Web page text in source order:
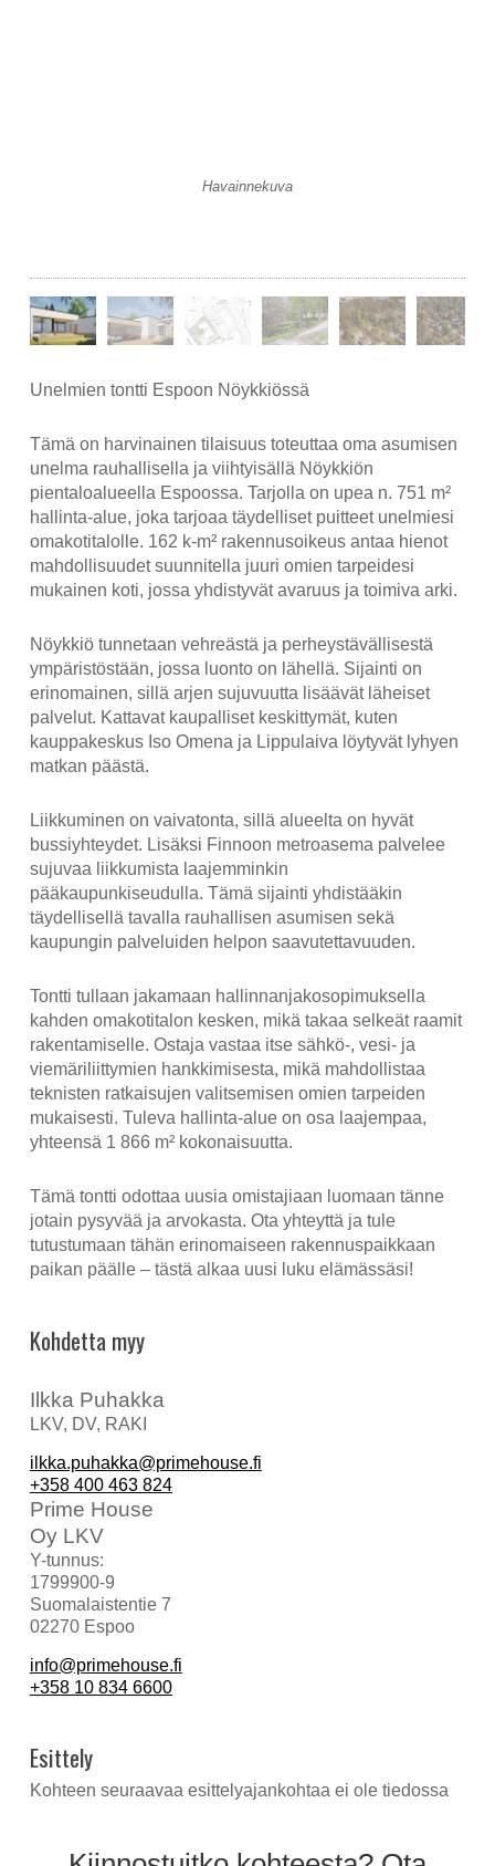
Havainnekuva
Unelmien tontti Espoon Nöykkiössä
Tämä on harvinainen tilaisuus toteuttaa oma asumisen
unelma rauhallisella ja viihtyisällä Nöykkiön
pientaloalueella Espoossa. Tarjolla on upea n. 751 m²
hallinta-alue, joka tarjoaa täydelliset puitteet unelmiesi
omakotitalolle. 162 k-m² rakennusoikeus antaa hienot
mahdollisuudet suunnitella juuri omien tarpeidesi
mukainen koti, jossa yhdistyvät avaruus ja toimiva arki.
Nöykkiö tunnetaan vehreästä ja perheystävällisestä
ympäristöstään, jossa luonto on lähellä. Sijainti on
erinomainen, sillä arjen sujuvuutta lisäävät läheiset
palvelut. Kattavat kaupalliset keskittymät, kuten
kauppakeskus Iso Omena ja Lippulaiva löytyvät lyhyen
matkan päästä.
Liikkuminen on vaivatonta, sillä alueelta on hyvät
bussiyhteydet. Lisäksi Finnoon metroasema palvelee
sujuvaa liikkumista laajemminkin
pääkaupunkiseudulla. Tämä sijainti yhdistääkin
täydellisellä tavalla rauhallisen asumisen sekä
kaupungin palveluiden helpon saavutettavuuden.
Tontti tullaan jakamaan hallinnanjakosopimuksella
kahden omakotitalon kesken, mikä takaa selkeät raamit
rakentamiselle. Ostaja vastaa itse sähkö-, vesi- ja
viemäriliittymien hankkimisesta, mikä mahdollistaa
teknisten ratkaisujen valitsemisen omien tarpeiden
mukaisesti. Tuleva hallinta-alue on osa laajempaa,
yhteensä 1 866 m² kokonaisuutta.
Tämä tontti odottaa uusia omistajiaan luomaan tänne
jotain pysyvää ja arvokasta. Ota yhteyttä ja tule
tutustumaan tähän erinomaiseen rakennuspaikkaan
paikan päälle – tästä alkaa uusi luku elämässäsi!
Kohdetta myy
Ilkka Puhakka
LKV, DV, RAKI
ilkka.puhakka@primehouse.fi
+358 400 463 824
Prime House
Oy LKV
Y-tunnus:
1799900-9
Suomalaistentie 7
02270 Espoo
info@primehouse.fi
+358 10 834 6600
Esittely
Kohteen seuraavaa esittelyajankohtaa ei ole tiedossa